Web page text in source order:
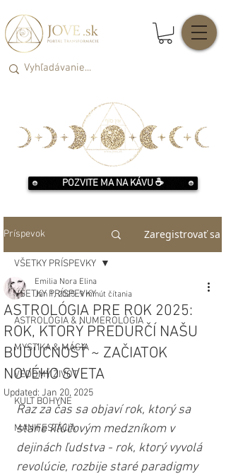
POZVITE MA NA KÁVU ☕️
Príspevok Zaregistrovať sa
VŠETKY PRÍSPEVKY
ASTROLÓGIA & NUMEROLÓGIA
MYSTIKA & MÁGIA
VEDOMÝ ŽIVOT
KULT BOHYNE
MANIFESTÁCIA
VŠETKY PRÍSPEVKY
ASTROLÓGIA PRE ROK 2025:
ROK, KTORÝ PREDURČÍ NAŠU
BUDÚCNOSŤ ~ ZAČIATOK
NOVÉHO SVETA
Emilia Nora Elina
Jan 1, 2025 9 minút čítania
Updated: Jan 20, 2025
Raz za čas sa objaví rok, ktorý sa
stane kľúčovým medzníkom v
dejinách ľudstva - rok, ktorý vyvolá
revolúcie, rozbije staré paradigmy